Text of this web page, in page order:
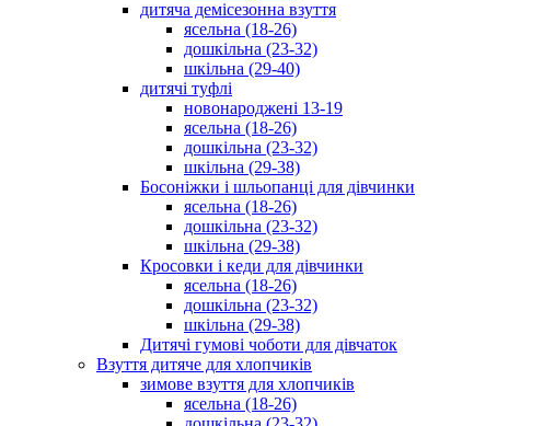
дитяча демісезонна взуття
ясельна (18-26)
дошкільна (23-32)
шкільна (29-40)
дитячі туфлі
новонароджені 13-19
ясельна (18-26)
дошкільна (23-32)
шкільна (29-38)
Босоніжки і шльопанці для дівчинки
ясельна (18-26)
дошкільна (23-32)
шкільна (29-38)
Кросовки і кеди для дівчинки
ясельна (18-26)
дошкільна (23-32)
шкільна (29-38)
Дитячі гумові чоботи для дівчаток
Взуття дитяче для хлопчиків
зимове взуття для хлопчиків
ясельна (18-26)